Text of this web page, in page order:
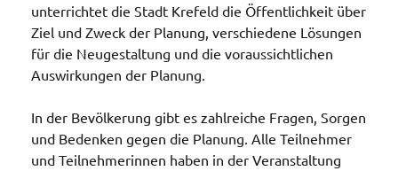
unterrichtet die Stadt Krefeld die Öffentlichkeit über
Ziel und Zweck der Planung, verschiedene Lösungen
für die Neugestaltung und die voraussichtlichen
Auswirkungen der Planung.
In der Bevölkerung gibt es zahlreiche Fragen, Sorgen
und Bedenken gegen die Planung. Alle Teilnehmer
und Teilnehmerinnen haben in der Veranstaltung